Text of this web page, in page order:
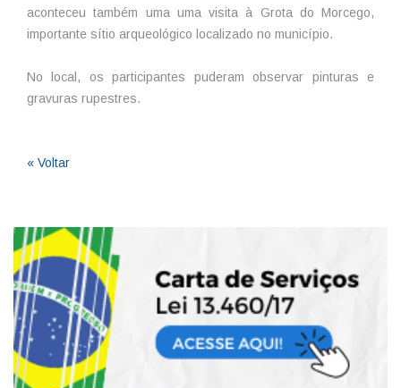
aconteceu também uma uma visita à Grota do Morcego,
importante sítio arqueológico localizado no município.
No local, os participantes puderam observar pinturas e
gravuras rupestres.
« Voltar